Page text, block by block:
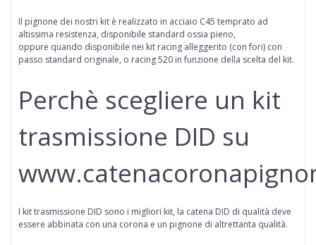
Il pignone dei nostri kit è realizzato in acciaio C45 temprato ad
altissima resistenza, disponibile standard ossia pieno,
oppure quando disponibile nei kit racing alleggerito (con fori) con
passo standard originale, o racing 520 in funzione della scelta del kit.
Perchè scegliere un kit
trasmissione DID su
I kit trasmissione DID sono i migliori kit, la catena DID di qualità deve
essere abbinata con una corona e un pignone di altrettanta qualità.